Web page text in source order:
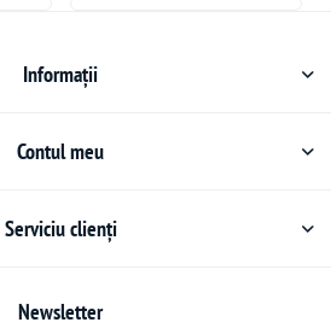
Informații
Contul meu
Serviciu clienți
Newsletter